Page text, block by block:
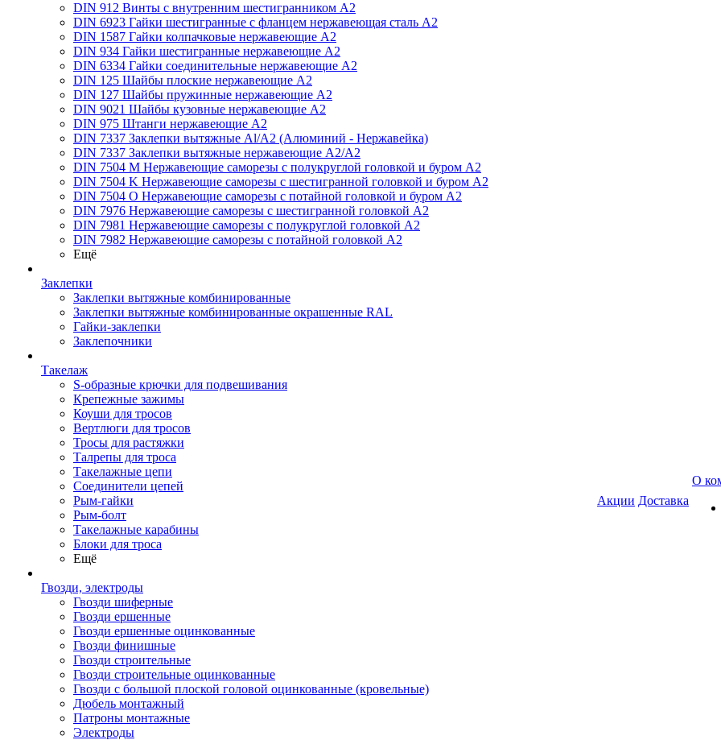
DIN 912 Винты с внутренним шестигранником А2
DIN 6923 Гайки шестигранные с фланцем нержавеющая сталь А2
DIN 1587 Гайки колпачковые нержавеющие А2
DIN 934 Гайки шестигранные нержавеющие А2
DIN 6334 Гайки соединительные нержавеющие А2
DIN 125 Шайбы плоские нержавеющие А2
DIN 127 Шайбы пружинные нержавеющие А2
DIN 9021 Шайбы кузовные нержавеющие А2
DIN 975 Штанги нержавеющие А2
DIN 7337 Заклепки вытяжные Al/A2 (Алюминий - Нержавейка)
DIN 7337 Заклепки вытяжные нержавеющие A2/A2
DIN 7504 M Нержавеющие саморезы с полукруглой головкой и буром А2
DIN 7504 K Нержавеющие саморезы с шестигранной головкой и буром А2
DIN 7504 O Нержавеющие саморезы с потайной головкой и буром А2
DIN 7976 Нержавеющие саморезы с шестигранной головкой А2
DIN 7981 Нержавеющие саморезы с полукруглой головкой А2
DIN 7982 Нержавеющие саморезы с потайной головкой А2
Ещё
Заклепки
Заклепки вытяжные комбинированные
Заклепки вытяжные комбинированные окрашенные RAL
Гайки-заклепки
Заклепочники
Такелаж
S-образные крючки для подвешивания
Крепежные зажимы
Коуши для тросов
Вертлюги для тросов
Тросы для растяжки
Талрепы для троса
Такелажные цепи
Соединители цепей
Рым-гайки
Рым-болт
Такелажные карабины
Блоки для троса
Ещё
Гвозди, электроды
Гвозди шиферные
Гвозди ершенные
Гвозди ершенные оцинкованные
Гвозди финишные
Гвозди строительные
Гвозди строительные оцинкованные
Гвозди с большой плоской головой оцинкованные (кровельные)
Дюбель монтажный
Патроны монтажные
Электроды
Акции Доставка
О